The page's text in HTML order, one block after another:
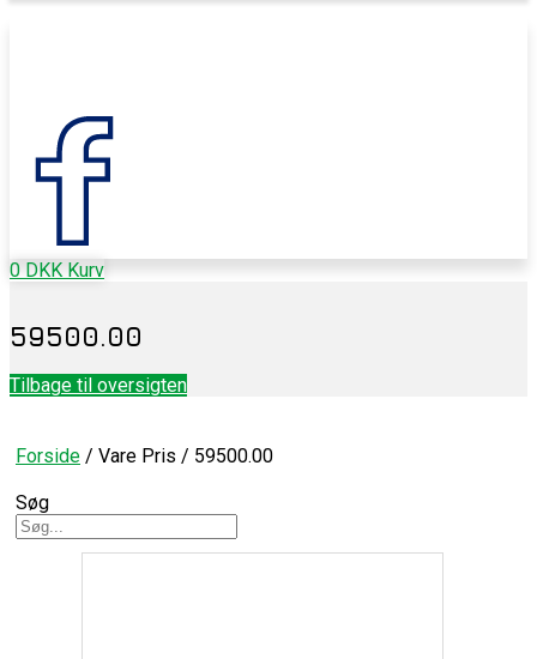
0 DKK Kurv
59500.00
Tilbage til oversigten
Forside / Vare Pris / 59500.00
Søg